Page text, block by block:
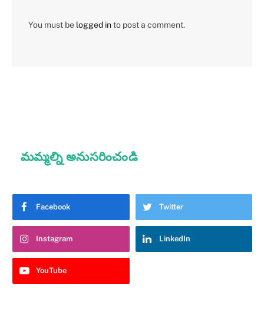
You must be logged into post a comment.
మమ్మల్ని అనుసరించండి
Facebook Twitter
Instagram LinkedIn
YouTube